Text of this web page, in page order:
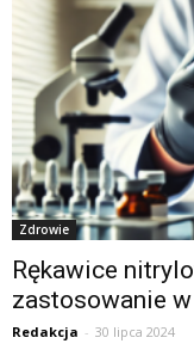
Zdrowie
Rękawice
zastosowanie
Redakcja - 30 lipca 2024